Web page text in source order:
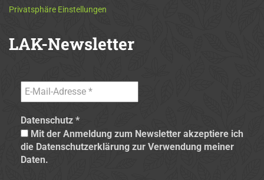
Privatsphäre Einstellungen
LAK-Newsletter
Datenschutz *
Mit der Anmeldung zum Newsletter akzeptiere ich
die Datenschutzerklärung zur Verwendung meiner
Daten.